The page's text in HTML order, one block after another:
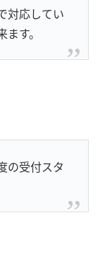
対応してい
す。
の受付スタ